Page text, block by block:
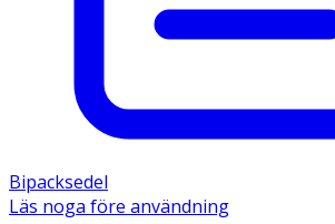
Bipacksedel
Läs noga före användning